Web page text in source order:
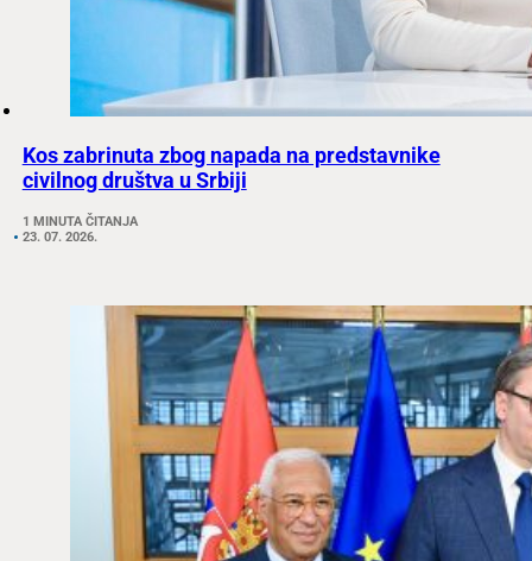
Kos zabrinuta zbog napada na predstavnike
civilnog društva u Srbiji
1 MINUTA ČITANJA
23. 07. 2026.